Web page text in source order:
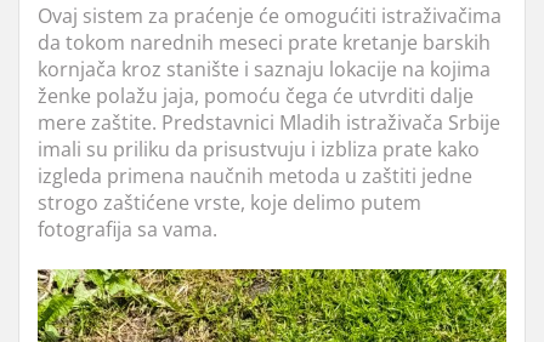
Ovaj sistem za praćenje će omogućiti istraživačima
da tokom narednih meseci prate kretanje barskih
kornjača kroz stanište i saznaju lokacije na kojima
ženke polažu jaja, pomoću čega će utvrditi dalje
mere zaštite. Predstavnici Mladih istraživača Srbije
imali su priliku da prisustvuju i izbliza prate kako
izgleda primena naučnih metoda u zaštiti jedne
strogo zaštićene vrste, koje delimo putem
fotografija sa vama.